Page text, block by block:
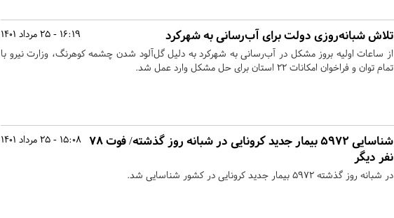
16:19 - 25 مرداد 1401 تلاش شبانه‌روزی دولت برای آب‌رسانی به شهرکرد
از ساعات اولیه بروز مشکل در آب‌رسانی به شهرکرد به‌ دلیل گل‌آلود شدن چشمه کوهرنگ، وزارت نیرو با
تمام توان و فراخوان امکانات ۲۲ استان برای حل مشکل وارد عمل شد.
15:08 - 25 مرداد 1401 شناسایی ۵۹۷۲ بیمار جدید کرونایی در شبانه روز گذشته/ فوت ۷۸
نفر دیگر
در شبانه روز گذشته ۵۹۷۲ بیمار جدید کرونایی در کشور شناسایی شد.